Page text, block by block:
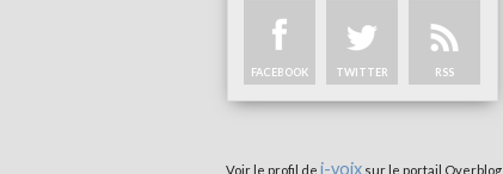
FACEBOOK TWITTER RSS
Voir le profil de i-voixsur le portail Overblog